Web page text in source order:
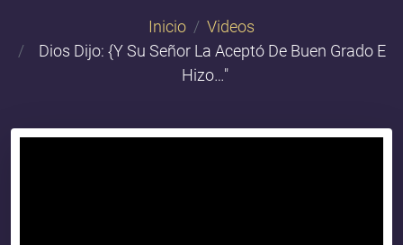
Inicio
Videos
Dios Dijo: {Y Su Señor La Aceptó De Buen Grado E
Hizo…"